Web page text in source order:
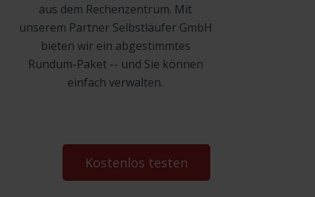
aus dem Rechenzentrum. Mit
unserem Partner Selbstläufer GmbH
bieten wir ein abgestimmtes
Rundum-Paket -- und Sie können
einfach verwalten.
Kostenlos testen